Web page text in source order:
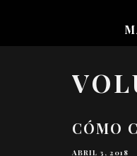
CÓMO
ABRIL 3, 2018